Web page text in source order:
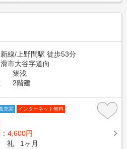
線/上野間駅 徒歩53分
市大谷字道向
築浅
2階建
充実 インターネット無料
4,600円
礼
1ヶ月